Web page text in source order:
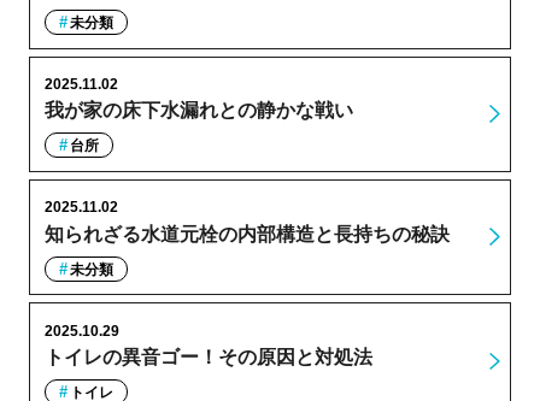
未分類
我が家の床下水漏れとの静かな戦い
2025.11.02
台所
知られざる水道元栓の内部構造と長持ちの秘訣
2025.11.02
未分類
トイレの異音ゴー！その原因と対処法
2025.10.29
トイレ